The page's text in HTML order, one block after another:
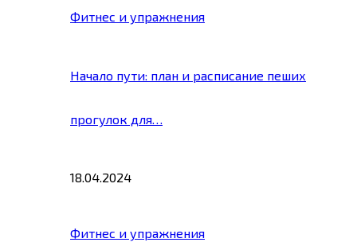
Фитнес и упражнения
Начало пути: план и расписание пеших
прогулок для…
18.04.2024
Фитнес и упражнения